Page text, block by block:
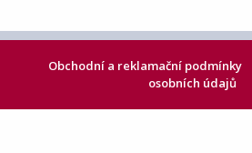
Obchodní a reklamační podmínky
osobních údajů